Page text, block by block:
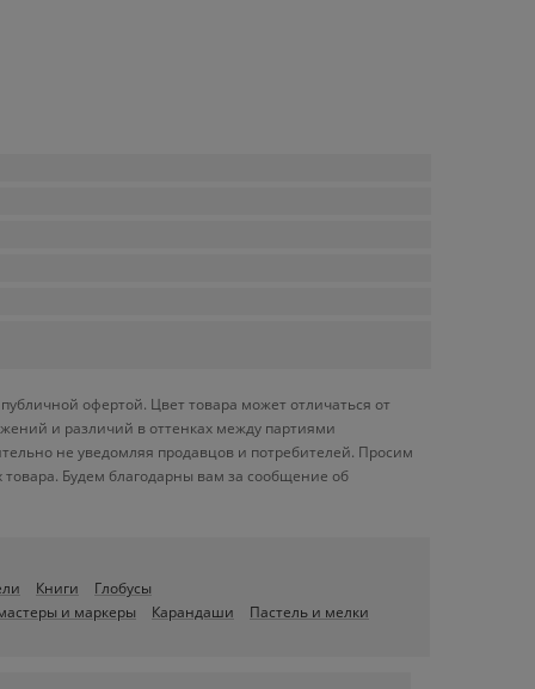
офертой. Цвет товара может отличаться от
и различий в оттенках между партиями
не уведомляя продавцов и потребителей. Просим
Будем благодарны вам за сообщение об
Книги
Глобусы
и маркеры Карандаши
Пастель и мелки